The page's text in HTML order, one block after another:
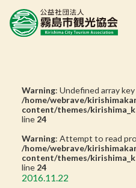
Warning: Undefined array key
/home/webrave/
content/themes/
line 24
Warning: Attempt to read
/home/webrave/
content/themes/
line 24
2016.11.22